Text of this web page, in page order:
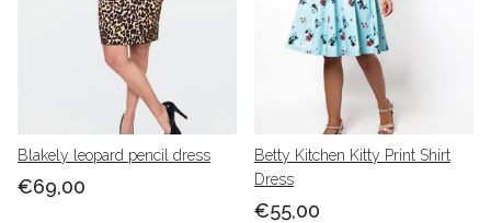
Blakely leopard pencil dress
€69,00
Betty Kitchen Kitty Print Shirt
Dress
€55,00